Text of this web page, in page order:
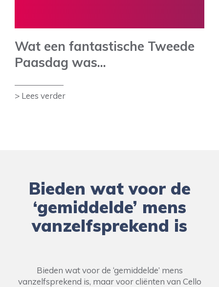
Wat een fantastische Tweede
Paasdag was...
> Lees verder
Bieden wat voor de
‘gemiddelde’ mens
vanzelfsprekend is
Bieden wat voor de ‘gemiddelde’ mens
vanzelfsprekend is, maar voor cliënten van Cello